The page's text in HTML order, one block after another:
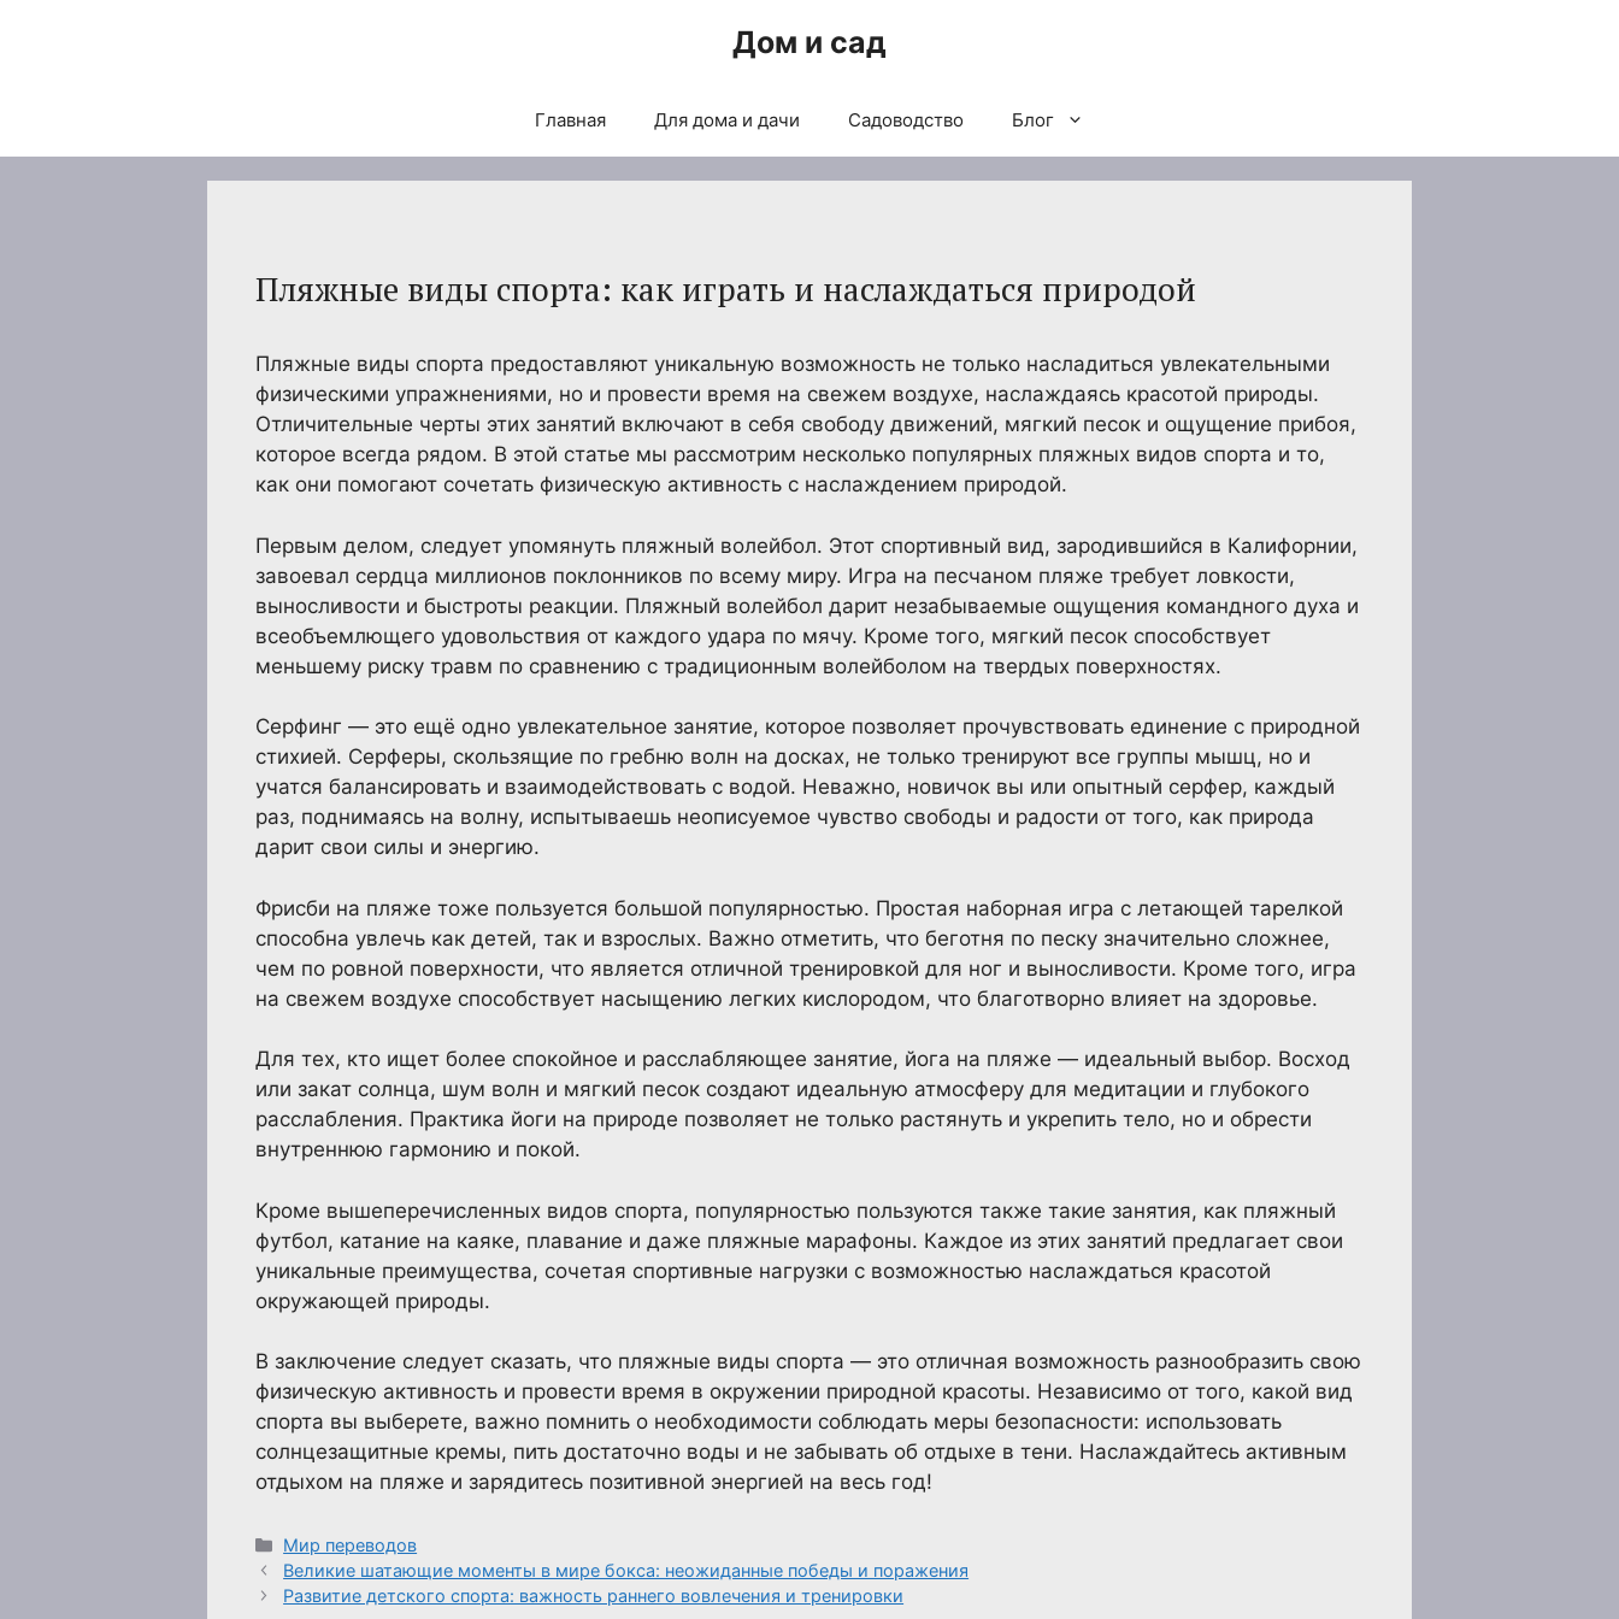
Дом и сад
Главная Для дома и дачи Садоводство Блог
Пляжные виды спорта: как играть и наслаждаться природой
Пляжные виды спорта предоставляют уникальную возможность не только насладиться увлекательными
физическими упражнениями, но и провести время на свежем воздухе, наслаждаясь красотой природы.
Отличительные черты этих занятий включают в себя свободу движений, мягкий песок и ощущение прибоя,
которое всегда рядом. В этой статье мы рассмотрим несколько популярных пляжных видов спорта и то,
как они помогают сочетать физическую активность с наслаждением природой.
Первым делом, следует упомянуть пляжный волейбол. Этот спортивный вид, зародившийся в Калифорнии,
завоевал сердца миллионов поклонников по всему миру. Игра на песчаном пляже требует ловкости,
выносливости и быстроты реакции. Пляжный волейбол дарит незабываемые ощущения командного духа и
всеобъемлющего удовольствия от каждого удара по мячу. Кроме того, мягкий песок способствует
меньшему риску травм по сравнению с традиционным волейболом на твердых поверхностях.
Серфинг — это ещё одно увлекательное занятие, которое позволяет прочувствовать единение с природной
стихией. Серферы, скользящие по гребню волн на досках, не только тренируют все группы мышц, но и
учатся балансировать и взаимодействовать с водой. Неважно, новичок вы или опытный серфер, каждый
раз, поднимаясь на волну, испытываешь неописуемое чувство свободы и радости от того, как природа
дарит свои силы и энергию.
Фрисби на пляже тоже пользуется большой популярностью. Простая наборная игра с летающей тарелкой
способна увлечь как детей, так и взрослых. Важно отметить, что беготня по песку значительно сложнее,
чем по ровной поверхности, что является отличной тренировкой для ног и выносливости. Кроме того, игра
на свежем воздухе способствует насыщению легких кислородом, что благотворно влияет на здоровье.
Для тех, кто ищет более спокойное и расслабляющее занятие, йога на пляже — идеальный выбор. Восход
или закат солнца, шум волн и мягкий песок создают идеальную атмосферу для медитации и глубокого
расслабления. Практика йоги на природе позволяет не только растянуть и укрепить тело, но и обрести
внутреннюю гармонию и покой.
Кроме вышеперечисленных видов спорта, популярностью пользуются также такие занятия, как пляжный
футбол, катание на каяке, плавание и даже пляжные марафоны. Каждое из этих занятий предлагает свои
уникальные преимущества, сочетая спортивные нагрузки с возможностью наслаждаться красотой
окружающей природы.
В заключение следует сказать, что пляжные виды спорта — это отличная возможность разнообразить свою
физическую активность и провести время в окружении природной красоты. Независимо от того, какой вид
спорта вы выберете, важно помнить о необходимости соблюдать меры безопасности: использовать
солнцезащитные кремы, пить достаточно воды и не забывать об отдыхе в тени. Наслаждайтесь активным
отдыхом на пляже и зарядитесь позитивной энергией на весь год!
Рубрики
Мир переводов
Великие шатающие моменты в мире бокса: неожиданные победы и поражения
Развитие детского спорта: важность раннего вовлечения и тренировки